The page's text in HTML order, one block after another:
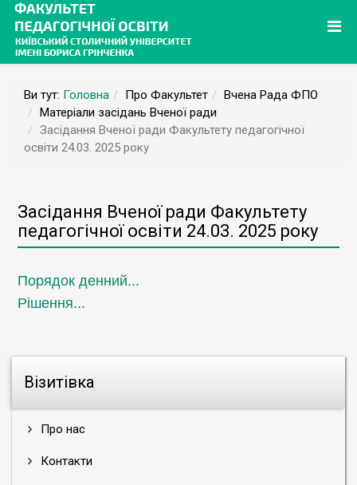
Ви тут: Головна Про Факультет
Вчена Рада ФПО
Матеріали засідань Вченої ради
Засідання Вченої ради Факультету педагогічної
освіти 24.03. 2025 року
Візитівка
Про нас
Контакти
Засідання Вченої ради Факультету
педагогічної освіти 24.03. 2025 року
Порядок денний...
Рішення...